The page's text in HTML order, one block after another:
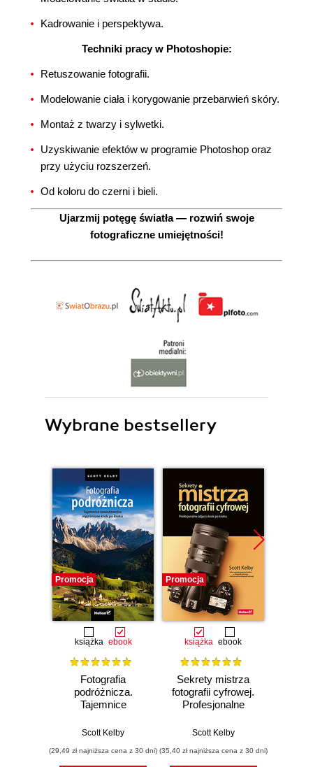
Kadrowanie i perspektywa.
Techniki pracy w Photoshopie:
Retuszowanie fotografii.
Modelowanie ciała i korygowanie przebarwień skóry.
Montaż z twarzy i sylwetki.
Uzyskiwanie efektów w programie Photoshop oraz
przy użyciu rozszerzeń.
Od koloru do czerni i bieli.
Ujarzmij potęgę światła — rozwiń swoje
fotograficzne umiejętności!
Wybrane bestsellery
Promocja
książka ebook
Fotografia
podróżnicza.
Tajemnice
wyjaśnione krok po
Scott Kelby
(29,49 zł najniższa cena z 30 dni)
Promocja
książka ebook
Sekrety mistrza
fotografii cyfrowej.
Profesjonalne
kroku
Scott Kelby
(35,40 zł najniższa cena z 30 dni)